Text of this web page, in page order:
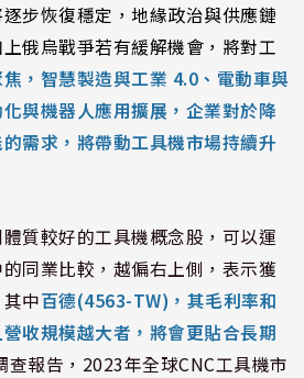
步恢復穩定，地緣政治與供應鏈
俄烏戰爭若有緩解機會，將對工
，智慧製造與工業 4.0、電動車與
與機器人應用擴展，企業對於降
需求，將帶動工具機市場持續升
質較好的工具機概念股，可以運
同業比較，越偏右上側，表示獲
中百德(4563-TW)，其毛利率和
收規模越大者，將會更貼合長期
查報告，2023年全球CNC工具機市